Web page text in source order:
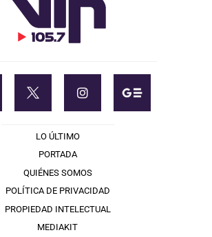
LO ÚLTIMO
PORTADA
QUIÉNES SOMOS
POLÍTICA DE PRIVACIDAD
PROPIEDAD INTELECTUAL
MEDIAKIT